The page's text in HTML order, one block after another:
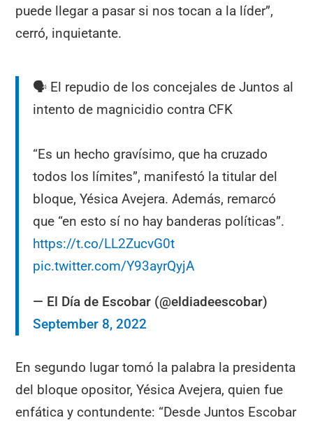
puede llegar a pasar si nos tocan a la líder”,
cerró, inquietante.
🗣️ El repudio de los concejales de Juntos al
intento de magnicidio contra CFK
“Es un hecho gravísimo, que ha cruzado
todos los límites”, manifestó la titular del
bloque, Yésica Avejera. Además, remarcó
que “en esto sí no hay banderas políticas”.
https://t.co/LL2ZucvG0t
pic.twitter.com/Y93ayrQyjA
— El Día de Escobar (@eldiadeescobar)
September 8, 2022
En segundo lugar tomó la palabra la presidenta
del bloque opositor, Yésica Avejera, quien fue
enfática y contundente: “Desde Juntos Escobar